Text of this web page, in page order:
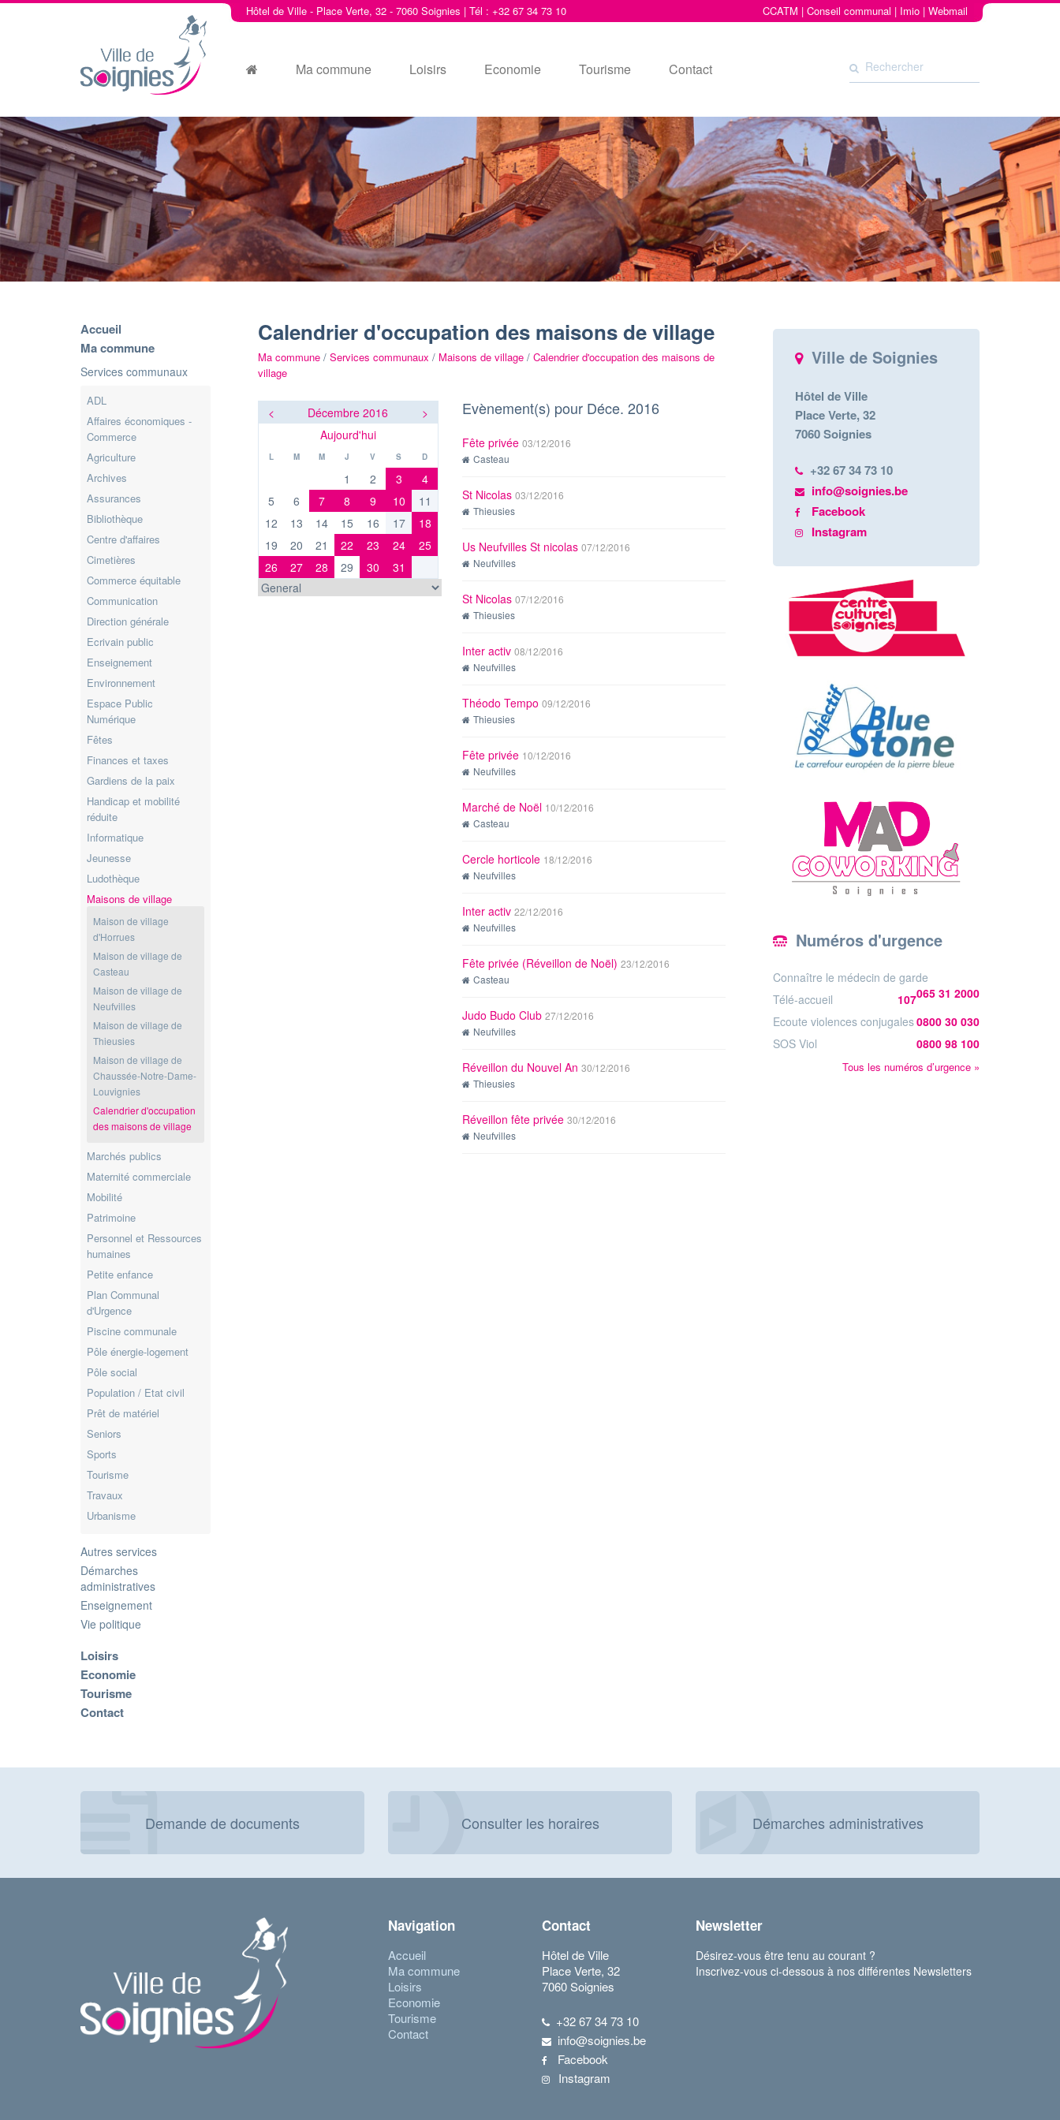
Hôtel de Ville - Place Verte, 32 - 7060 Soignies | Tél : +32 67 34 73 10 CCATM | Conseil communal | Imio | Webmail
Ma commune Loisirs Economie Tourisme Contact
Accueil
Ma commune
Services communaux
ADL
Affaires économiques -
Commerce
Agriculture
Archives
Assurances
Bibliothèque
Centre d'affaires
Cimetières
Commerce équitable
Communication
Direction générale
Ecrivain public
Enseignement
Environnement
Espace Public
Numérique
Fêtes
Finances et taxes
Gardiens de la paix
Handicap et mobilité
réduite
Informatique
Jeunesse
Ludothèque
Maisons de village
Maison de village
d'Horrues
Maison de village de
Casteau
Maison de village de
Neufvilles
Maison de village de
Thieusies
Maison de village de
Chaussée-Notre-Dame-
Louvignies
Calendrier d'occupation
des maisons de village
Marchés publics
Maternité commerciale
Mobilité
Patrimoine
Personnel et Ressources
humaines
Petite enfance
Plan Communal
d'Urgence
Piscine communale
Pôle énergie-logement
Pôle social
Population / Etat civil
Prêt de matériel
Seniors
Sports
Tourisme
Travaux
Urbanisme
Autres services
Démarches
administratives
Enseignement
Vie politique
Loisirs
Economie
Tourisme
Contact
Calendrier d'occupation des maisons de village
Ma commune / Services communaux / Maisons de village / Calendrier d'occupation des maisons de
village
< Décembre 2016
>
Aujourd'hui
L M M J V S D
1 2 3
4
5
6 7 8 9 10
11
12
13 14 15 16 17
18
19
20 21 22 23 24
25
26
27 28 29 30 31
Evènement(s) pour Déce. 2016
Fête privée 03/12/2016
Casteau
St Nicolas 03/12/2016
Thieusies
Us Neufvilles St nicolas 07/12/2016
Neufvilles
St Nicolas 07/12/2016
Thieusies
Inter activ 08/12/2016
Neufvilles
Théodo Tempo 09/12/2016
Thieusies
Fête privée 10/12/2016
Neufvilles
Marché de Noël 10/12/2016
Casteau
Cercle horticole 18/12/2016
Neufvilles
Inter activ 22/12/2016
Neufvilles
Fête privée (Réveillon de Noël) 23/12/2016
Casteau
Judo Budo Club 27/12/2016
Neufvilles
Réveillon du Nouvel An 30/12/2016
Thieusies
Réveillon fête privée 30/12/2016
Neufvilles
Ville de Soignies
Hôtel de Ville
Place Verte, 32
7060 Soignies
+32 67 34 73 10
info@soignies.be
Facebook
Instagram
Numéros d'urgence
Connaître le médecin de garde
065 31 2000
Télé-accueil
107
Ecoute violences conjugales0800 30 030
SOS Viol
0800 98 100
Tous les numéros d’urgence »
Demande de documents Consulter les horaires Démarches administratives
Navigation
Accueil
Ma commune
Loisirs
Economie
Tourisme
Contact
Contact
Hôtel de Ville
Place Verte, 32
7060 Soignies
+32 67 34 73 10
info@soignies.be
Facebook
Instagram
Newsletter
Désirez-vous être tenu au courant ?
Inscrivez-vous ci-dessous à nos différentes Newsletters